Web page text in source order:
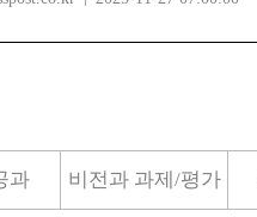
과 비전과 과제/평가